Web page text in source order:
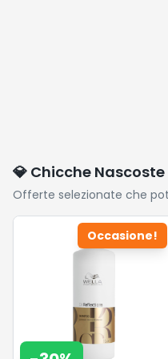
💎 Chicche Nascoste
Offerte selezionate che
Occasione!